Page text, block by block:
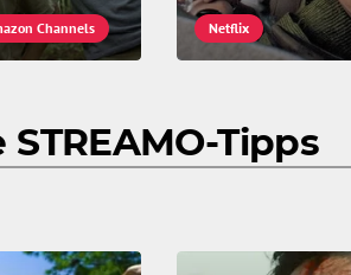
Channels Netflix
Tipps